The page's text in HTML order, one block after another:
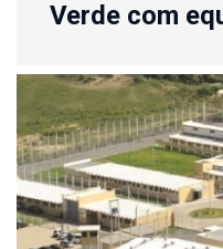
Verde com